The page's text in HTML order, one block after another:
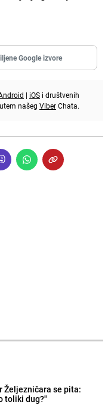
Google izvore
| iOS i društvenih
našeg ViberChata.
Željezničara se pita:
toliki dug?"